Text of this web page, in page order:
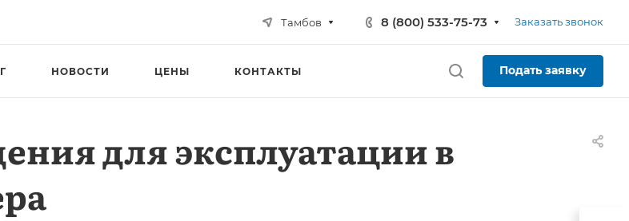
Тамбов 8 (800) 533-75-73 Заказать звонок
НОВОСТИ ЦЕНЫ КОНТАКТЫ Подать заявку
для эксплуатации в